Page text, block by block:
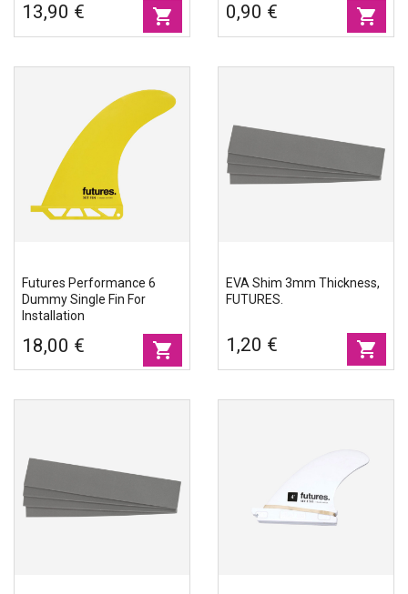
13,90 € shopping_cart 0,90 € shopping_cart
Futures Performance 6
Dummy Single Fin For
Installation
18,00 € shopping_cart
EVA Shim 3mm Thickness,
FUTURES.
1,20 € shopping_cart